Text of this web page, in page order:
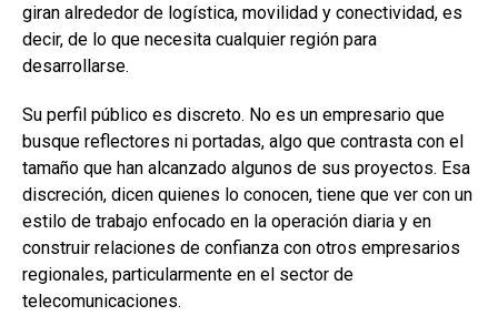
giran alrededor de logística, movilidad y conectividad, es
decir, de lo que necesita cualquier región para
desarrollarse.
Su perfil público es discreto. No es un empresario que
busque reflectores ni portadas, algo que contrasta con el
tamaño que han alcanzado algunos de sus proyectos. Esa
discreción, dicen quienes lo conocen, tiene que ver con un
estilo de trabajo enfocado en la operación diaria y en
construir relaciones de confianza con otros empresarios
regionales, particularmente en el sector de
telecomunicaciones.